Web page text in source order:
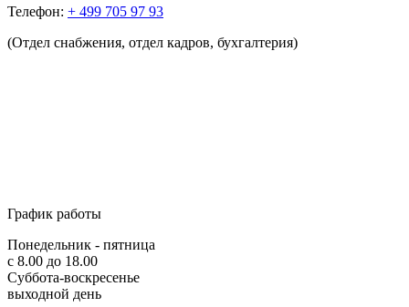
Телефон: + 499 705 97 93
(Отдел снабжения, отдел кадров, бухгалтерия)
График работы
Понедельник - пятница
с 8.00 до 18.00
Суббота-воскресенье
выходной день